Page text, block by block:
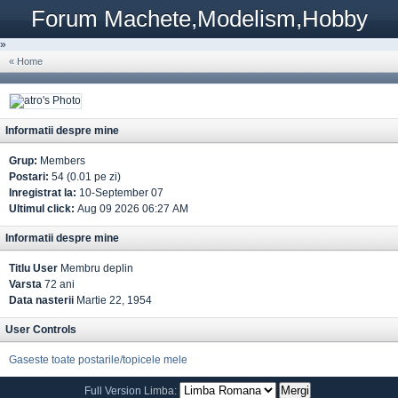
Forum Machete,Modelism,Hobby
»
« Home
Informatii despre mine
Grup: Members
Postari: 54 (0.01 pe zi)
Inregistrat la: 10-September 07
Ultimul click: Aug 09 2026 06:27 AM
Informatii despre mine
Titlu User Membru deplin
Varsta 72 ani
Data nasterii Martie 22, 1954
User Controls
Gaseste toate postarile/topicele mele
Full Version Limba: